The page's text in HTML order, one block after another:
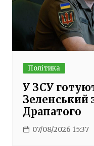
Політика
У ЗСУ
Зеленський
Драпатого
07/08/2026 15:37